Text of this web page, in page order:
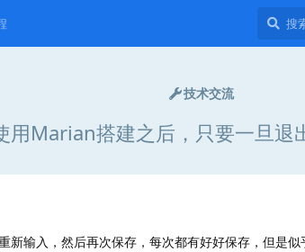
技术交流
用Marian搭建之后，只要一旦退
新输入，然后再次保存，每次都有好好保存，但是